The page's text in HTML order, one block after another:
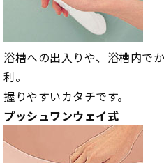
浴槽への出入りや、浴槽内で
利。
握りやすいカタチです。
プッシュワンウェイ式